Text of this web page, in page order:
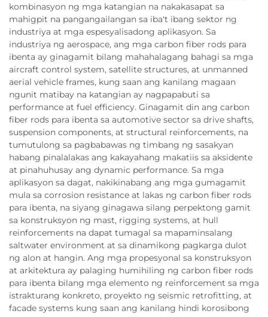
kombinasyon ng mga katangian na nakakasapat sa
mahigpit na pangangailangan sa iba't ibang sektor ng
industriya at mga espesyalisadong aplikasyon. Sa
industriya ng aerospace, ang mga carbon fiber rods para
ibenta ay ginagamit bilang mahahalagang bahagi sa mga
aircraft control system, satellite structures, at unmanned
aerial vehicle frames, kung saan ang kanilang magaan
ngunit matibay na katangian ay nagpapabuti sa
performance at fuel efficiency. Ginagamit din ang carbon
fiber rods para ibenta sa automotive sector sa drive shafts,
suspension components, at structural reinforcements, na
tumutulong sa pagbabawas ng timbang ng sasakyan
habang pinalalakas ang kakayahang makatiis sa aksidente
at pinahuhusay ang dynamic performance. Sa mga
aplikasyon sa dagat, nakikinabang ang mga gumagamit
mula sa corrosion resistance at lakas ng carbon fiber rods
para ibenta, na siyang ginagawa silang perpektong gamit
sa konstruksyon ng mast, rigging systems, at hull
reinforcements na dapat tumagal sa mapaminsalang
saltwater environment at sa dinamikong pagkarga dulot
ng alon at hangin. Ang mga propesyonal sa konstruksyon
at arkitektura ay palaging humihiling ng carbon fiber rods
para ibenta bilang mga elemento ng reinforcement sa mga
istrakturang konkreto, proyekto ng seismic retrofitting, at
facade systems kung saan ang kanilang hindi korosibong